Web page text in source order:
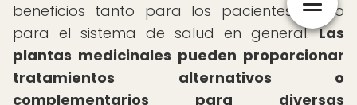
beneficios tanto para los pacientes como
para el sistema de salud en general.Las
plantas medicinales pueden proporcionar
tratamientos alternativos o
complementarios para diversas